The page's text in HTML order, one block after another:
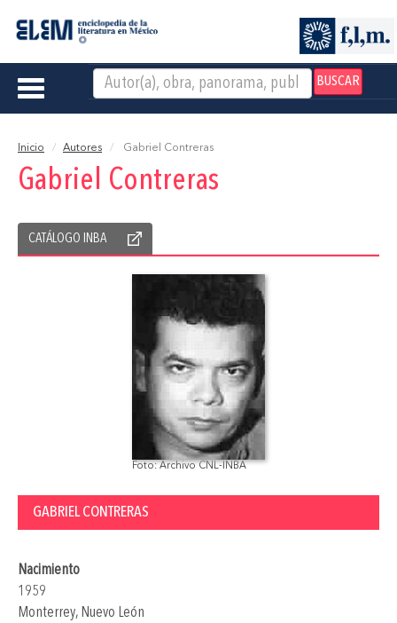
BUSCAR
Toggle
Inicio Autores Gabriel Contreras
Gabriel Contreras
CATÁLOGO INBA
Foto: Archivo CNL-INBA
GABRIEL CONTRERAS
Nacimiento
1959
Monterrey, Nuevo León